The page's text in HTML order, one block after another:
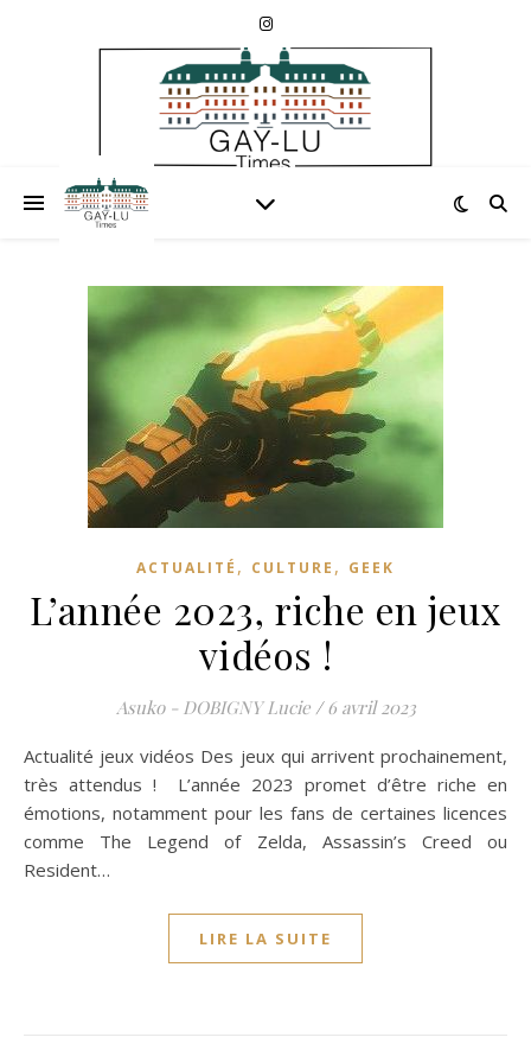
ACTUALITÉ , CULTURE , GEEK
L’année 2023, riche en jeux
vidéos !
Asuko - DOBIGNY Lucie / 6 avril 2023
Actualité jeux vidéos Des jeux qui arrivent prochainement,
très attendus ! L’année 2023 promet d’être riche en
émotions, notamment pour les fans de certaines licences
comme The Legend of Zelda, Assassin’s Creed ou
Resident…
LIRE LA SUITE